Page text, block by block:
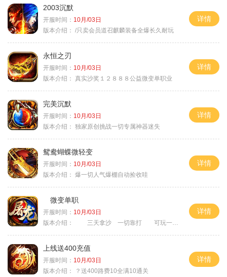
2003沉默
开服时间： 10月/03日
版本介绍： /只卖会员道召麒麟装备全爆长久耐玩
详情
永恒之刃
开服时间： 10月/03日
版本介绍： 真实沙奖１２８８８公益微变单职业
详情
完美沉默
开服时间： 10月/03日
版本介绍： 独家原创挑战一切专属神器迷失
详情
鸳鸯蝴蝶微轻变
开服时间： 10月/03日
版本介绍： 爆一切人气爆棚自动捡收哇
详情
微变单职
开服时间： 10月/03日
版本介绍：
三天拿沙 一切靠打 可玩一年
详情
上线送400充值
开服时间： 10月/03日
版本介绍：
？送400路费10全满10通关
详情